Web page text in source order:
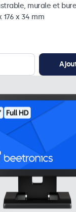
murale et
176 x 34 mm